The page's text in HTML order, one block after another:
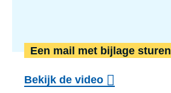
Een mail met bijlage sturen
Bekijk de video